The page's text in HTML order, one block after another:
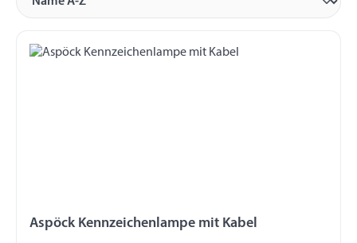
Aspöck Kennzeichenlampe mit Kabel